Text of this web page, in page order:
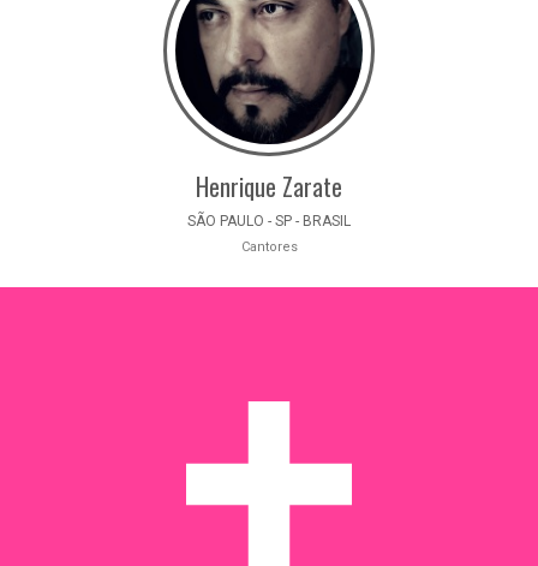
Henrique Zarate
SÃO PAULO - SP - BRASIL
Cantores